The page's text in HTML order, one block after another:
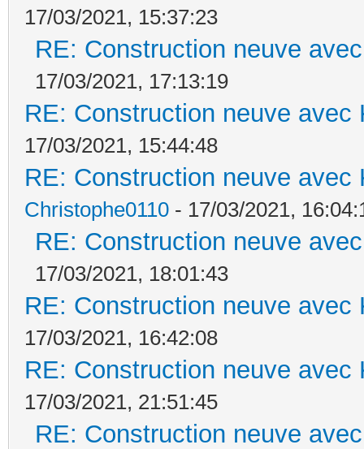
17/03/2021, 15:37:23
RE: Construction neuve
17/03/2021, 17:13:19
RE: Construction neuve avec
17/03/2021, 15:44:48
RE: Construction neuve avec
Christophe0110 - 17/03/2021,
RE: Construction neuve
17/03/2021, 18:01:43
RE: Construction neuve avec
17/03/2021, 16:42:08
RE: Construction neuve avec
17/03/2021, 21:51:45
RE: Construction neuve